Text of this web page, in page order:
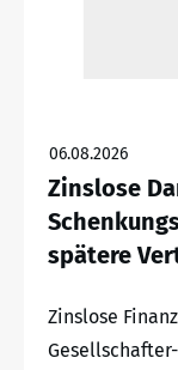
06.08.2026
Zinslose
spätere
Zinslose